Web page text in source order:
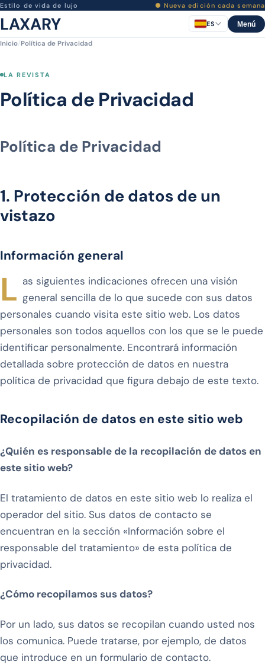
Estilo de vida de lujo ● Nueva edición cada semana
LAXARY ES Menú
Inicio/Política de Privacidad
LA REVISTA
Política de Privacidad
Política de Privacidad
1. Protección de datos de un
vistazo
Información general
L as siguientes indicaciones ofrecen una visión
general sencilla de lo que sucede con sus datos
personales cuando visita este sitio web. Los datos
personales son todos aquellos con los que se le puede
identificar personalmente. Encontrará información
detallada sobre protección de datos en nuestra
política de privacidad que figura debajo de este texto.
Recopilación de datos en este sitio web
¿Quién es responsable de la recopilación de datos en
este sitio web?
El tratamiento de datos en este sitio web lo realiza el
operador del sitio. Sus datos de contacto se
encuentran en la sección «Información sobre el
responsable del tratamiento» de esta política de
privacidad.
¿Cómo recopilamos sus datos?
Por un lado, sus datos se recopilan cuando usted nos
los comunica. Puede tratarse, por ejemplo, de datos
que introduce en un formulario de contacto.